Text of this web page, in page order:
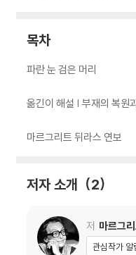
목차
파란 눈 검은 머리
옮긴이 해설 | 부재의 복원
마르그리트 뒤라스 연보
저자 소개 2
저 마르그
관심작가 알